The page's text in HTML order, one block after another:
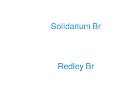
Solidarium Br
Redley Br